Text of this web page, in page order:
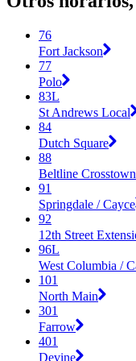
76
Fort Jackson
77
Polo
83L
St Andrews Local
84
Dutch Square
88
Beltline Crosstown
91
Springdale / Cayce
92
12th Street
96L
West Columbia /
101
North Main
301
Farrow
401
Devine